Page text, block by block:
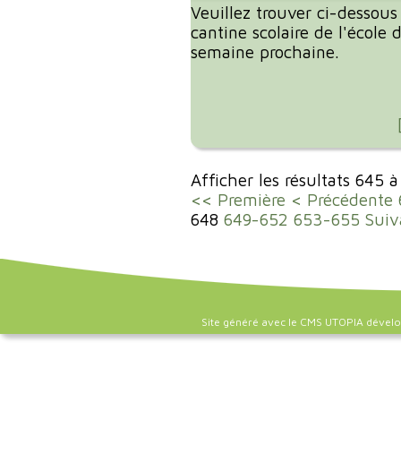
Veuillez trouver ci-
cantine scolaire de l'école
semaine prochaine.
Afficher les résultats 645
<< Première < Précédente
648 649-652 653-655
Site généré avec le CMS UTOPIA